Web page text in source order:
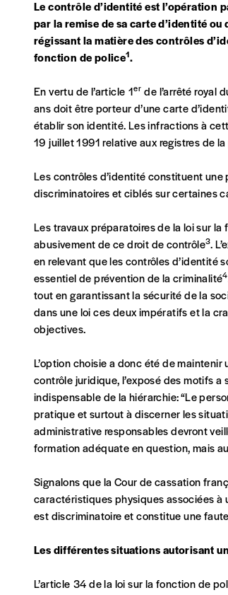
la mention “participation Imag”.
NB: Vous pouvez choisir de
NOS
1 an = 5 numéros
20€*/an
*Prix indicatif, frais de port inclus
Je m'abonne à l'Imag
Format papier (livraison
Format numérique
Je commande au
Édition papier (livraison en
AJOUTER
Le contrôle d’identité est l’opération
par la remise de sa carte d’identitéou
régissant la matière des contrôles
fonction de police1.
En vertu de l’article 1er de l’arrêté royal
ans doit être porteur d’une carte
établir son identité. Les infractions à
19 juillet 1991 relative aux registres de
Les contrôles d’identité constituent
discriminatoires et ciblés sur certaines
Les travaux préparatoires de la loi sur
abusivement de ce droit de contrôle3.
en relevant que les contrôles d’identité
essentiel de prévention de la criminalité4
tout en garantissant la sécurité de la
dans une loi ces deux impératifs et la
objectives.
L’option choisie a donc été de
contrôle juridique, l’exposé des motifs
indispensable de la hiérarchie: “Le
pratique et surtout à discerner les
administrative responsables devront
formation adéquate en question, mais
Signalons que la Cour de cassation
caractéristiques physiques associées à
est discriminatoire et constitue une
Les différentes situations autorisant
L’article 34 de la loi sur la fonction de